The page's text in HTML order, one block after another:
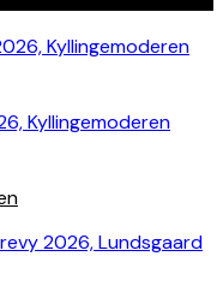
Kyllingemoderen